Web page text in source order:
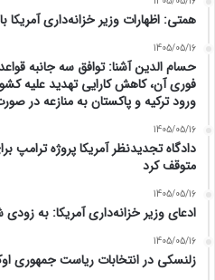
همتی: اظهارات وزیر خزانه‌داری
1405/05/16
حسام الدین آشنا: توافق سه جانبه
فوری آن، کاهش کارایی تهدید علیه
ورود ترکیه و پاکستان به منازعه در
1405/05/16
دادگاه تجدیدنظر آمریکا پروژه
متوقف کرد
1405/05/16
ادعای وزیر خزانه‌داری آمریکا: به زودی
1405/05/16
زلنسکی در انتخابات ریاست جمهوری